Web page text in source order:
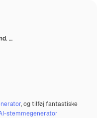
…
, og tilføj fantastiske
stemmegenerator